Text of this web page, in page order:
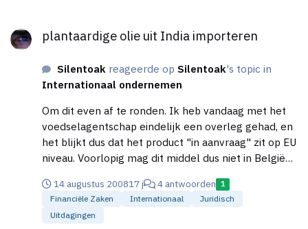
plantaardige olie uit India importeren
Silentoak reageerde op Silentoak's topic in
Internationaal ondernemen
Om dit even af te ronden. Ik heb vandaag met het
voedselagentschap eindelijk een overleg gehad, en
het blijkt dus dat het product "in aanvraag" zit op EU
niveau. Voorlopig mag dit middel dus niet in België
goed idee", en aan de andere "het is een
beschermmechanisme die werkt. Gelukkig dat er
onderzoek is, en dat er nu op beleidsniveau wordt
14 augustus 200817 j 4 antwoorden 1
Financiële Zaken Internationaal
Juridisch
Uitdagingen